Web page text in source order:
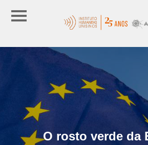
O rosto verde da